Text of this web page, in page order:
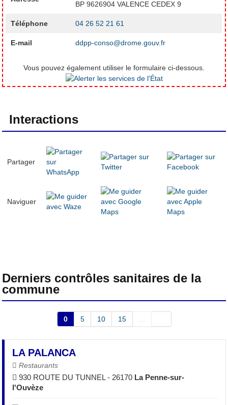
BP 9626904 VALENCE CEDEX 9
Téléphone 04 26 52 21 61
E-mail ddpp-conso@drome.gouv.fr
Vous pouvez également utiliser le formulaire ci-dessous.
Interactions
Partager
Naviguer
Derniers contrôles sanitaires de la
commune
0 5 10 15 ...
LA PALANCA
Restaurants
930 ROUTE DU TUNNEL - 26170 La Penne-sur-
l'Ouvèze